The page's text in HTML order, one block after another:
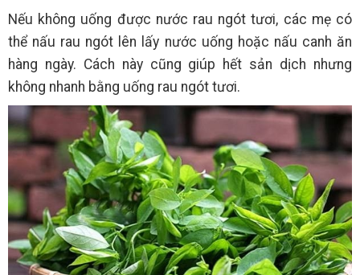
Nếu không uống được nước rau ngót tươi, các mẹ có
thể nấu rau ngót lên lấy nước uống hoặc nấu canh ăn
hàng ngày. Cách này cũng giúp hết sản dịch nhưng
không nhanh bằng uống rau ngót tươi.